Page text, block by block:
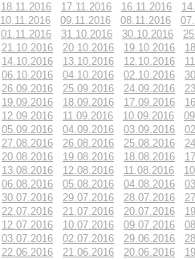
18.11.2016 17.11.2016 16.11.2016
10.11.2016 09.11.2016 08.11.2016
01.11.2016 31.10.2016 30.10.2016
21.10.2016 20.10.2016 19.10.2016
14.10.2016 13.10.2016 12.10.2016
06.10.2016 04.10.2016 02.10.2016
26.09.2016 25.09.2016 24.09.2016
19.09.2016 18.09.2016 17.09.2016
12.09.2016 11.09.2016 10.09.2016
05.09.2016 04.09.2016 03.09.2016
27.08.2016 26.08.2016 25.08.2016
20.08.2016 19.08.2016 18.08.2016
13.08.2016 12.08.2016 11.08.2016
06.08.2016 05.08.2016 04.08.2016
30.07.2016 29.07.2016 28.07.2016
22.07.2016 21.07.2016 20.07.2016
12.07.2016 10.07.2016 09.07.2016
03.07.2016 02.07.2016 29.06.2016
22.06.2016 21.06.2016 20.06.2016